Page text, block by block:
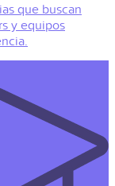
que buscan
y equipos